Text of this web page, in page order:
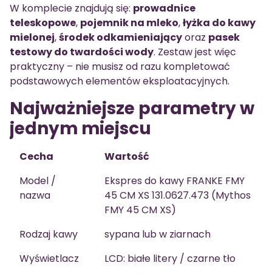
W komplecie znajdują się: prowadnice
teleskopowe, pojemnik na mleko,łyżka do kawy
mielonej,środek odkamieniającyoraz pasek
testowy do twardości wody. Zestaw jest więc
praktyczny – nie musisz od razu kompletować
podstawowych elementów eksploatacyjnych.
Najważniejsze parametry w
jednym miejscu
Cecha
Wartość
Model /
nazwa
Ekspres do kawy FRANKE FMY
45 CM XS 131.0627.473 (Mythos
FMY 45 CM XS)
Rodzaj kawy
sypana lub w ziarnach
Wyświetlacz
LCD: białe litery / czarne tło